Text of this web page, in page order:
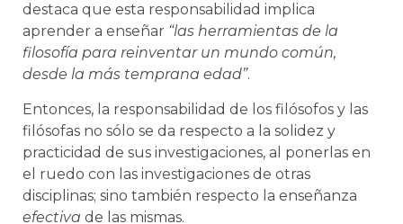
destaca que esta responsabilidad implica
aprender a enseñar “las herramientas de la
filosofía para reinventar un mundo común,
desde la más temprana edad”.
Entonces, la responsabilidad de los filósofos y las
filósofas no sólo se da respecto a la solidez y
practicidad de sus investigaciones, al ponerlas en
el ruedo con las investigaciones de otras
disciplinas; sino también respecto la enseñanza
efectiva de las mismas.